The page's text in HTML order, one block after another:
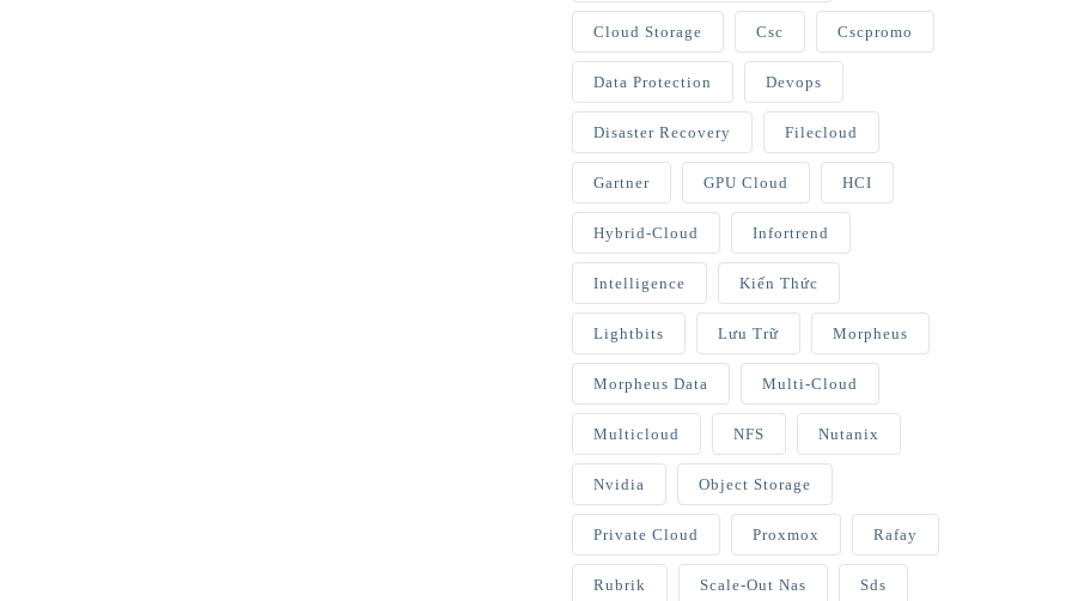
Cloud Storage Csc Cscpromo
Data Protection Devops
Disaster Recovery Filecloud
Gartner GPU Cloud HCI
Hybrid-Cloud Infortrend
Intelligence Kiến Thức
Lightbits Lưu Trữ Morpheus
Morpheus Data Multi-Cloud
Multicloud NFS Nutanix
Nvidia Object Storage
Private Cloud Proxmox Rafay
Rubrik Scale-Out Nas Sds